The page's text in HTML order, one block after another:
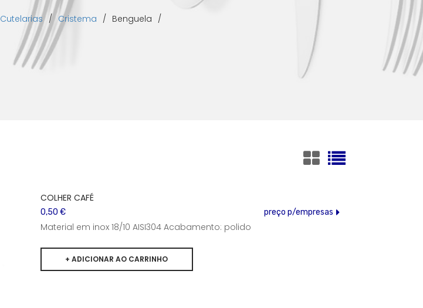
Cutelarias / Cristema / Benguela /
COLHER CAFÉ
0,50 € preço p/empresas
Material em inox 18/10 AISI304 Acabamento: polido